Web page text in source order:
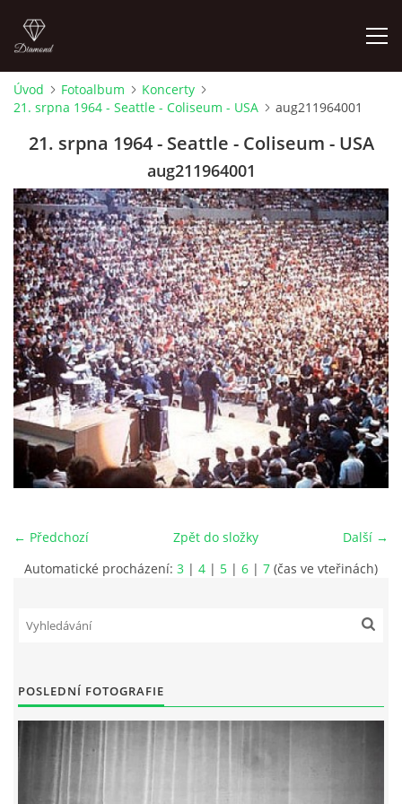
FOTOALBUM
HISTORIE - JAK TO ZAČALO
HISTORIE - BEATLEMANIE
HISTORIE - SERŽANT PEPŘ
HISTORIE - KONEC LEGENDY
HISTORIE - ...PO BEATLES
NÁSTROJE - LENNON
NÁSTROJE - LENNON II
NÁSTROJE - HARRISON II
NÁSTROJE - RINGO STARR
Úvod Fotoalbum
Koncerty
21. srpna 1964 - Seattle - Coliseum - USA
aug211964001
21. srpna 1964 - Seattle - Coliseum - USA
aug211964001
← Předchozí Další →
Zpět do složky
Automatické procházení: 3 | 4 | 5 | 6 | 7 (čas ve vteřinách)
POSLEDNÍ FOTOGRAFIE